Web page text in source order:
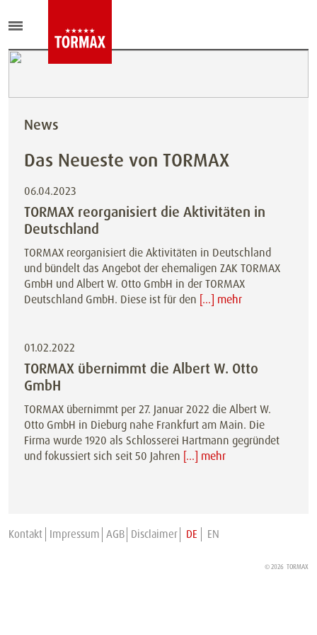
News
Das Neueste von TORMAX
06.04.2023
TORMAX reorganisiert die Aktivitäten in
Deutschland
TORMAX reorganisiert die Aktivitäten in Deutschland
und bündelt das Angebot der ehemaligen ZAK TORMAX
GmbH und Albert W. Otto GmbH in der TORMAX
Deutschland GmbH. Diese ist für den [...] mehr
01.02.2022
TORMAX übernimmt die Albert W. Otto
GmbH
TORMAX übernimmt per 27. Januar 2022 die Albert W.
Otto GmbH in Dieburg nahe Frankfurt am Main. Die
Firma wurde 1920 als Schlosserei Hartmann gegründet
und fokussiert sich seit 50 Jahren [...] mehr
Kontakt Impressum AGB Disclaimer DE EN
© 2026 TORMAX